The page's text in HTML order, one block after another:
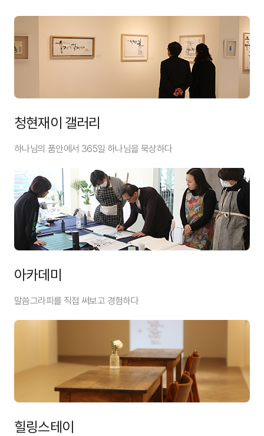
청현재이 갤러리
하나님의 품안에서 365일 하나님을 묵상하다
아카데미
말씀그라피를 직접 써보고 경험하다
힐링스테이